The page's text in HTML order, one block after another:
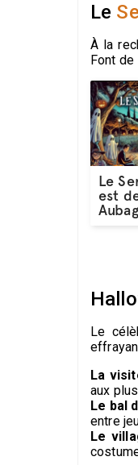
Le
À la
Font de
Le
est
Le
La
aux
Le bal
entre
Le